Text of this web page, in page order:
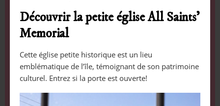
Découvrir la petite église All Saints’
Memorial
Cette église petite historique est un lieu
emblématique de l’île, témoignant de son patrimoine
culturel. Entrez si la porte est ouverte!